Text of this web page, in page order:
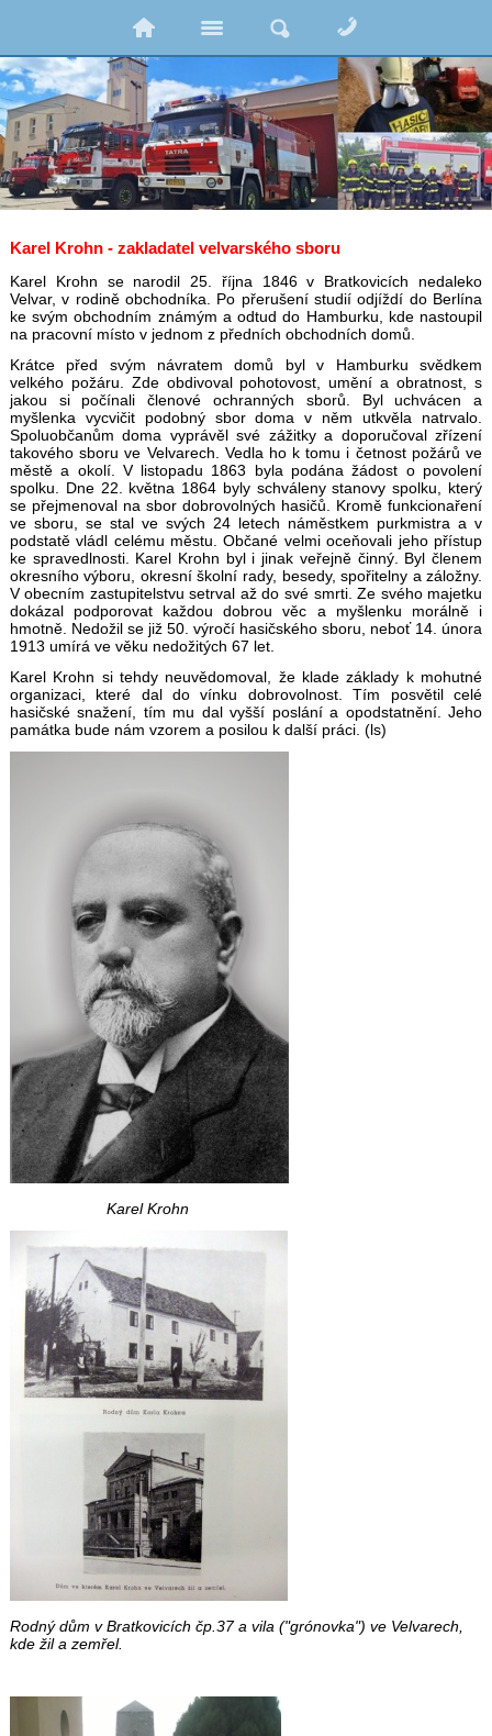
Karel Krohn - zakladatel velvarského sboru
Karel Krohn se narodil 25. října 1846 v Bratkovicích nedaleko
Velvar, v rodině obchodníka. Po přerušení studií odjíždí do Berlína
ke svým obchodním známým a odtud do Hamburku, kde nastoupil
na pracovní místo v jednom z předních obchodních domů.
Krátce před svým návratem domů byl v Hamburku svědkem
velkého požáru. Zde obdivoval pohotovost, umění a obratnost, s
jakou si počínali členové ochranných sborů. Byl uchvácen a
myšlenka vycvičit podobný sbor doma v něm utkvěla natrvalo.
Spoluobčanům doma vyprávěl své zážitky a doporučoval zřízení
takového sboru ve Velvarech. Vedla ho k tomu i četnost požárů ve
městě a okolí. V listopadu 1863 byla podána žádost o povolení
spolku. Dne 22. května 1864 byly schváleny stanovy spolku, který
se přejmenoval na sbor dobrovolných hasičů. Kromě funkcionaření
ve sboru, se stal ve svých 24 letech náměstkem purkmistra a v
podstatě vládl celému městu. Občané velmi oceňovali jeho přístup
ke spravedlnosti. Karel Krohn byl i jinak veřejně činný. Byl členem
okresního výboru, okresní školní rady, besedy, spořitelny a záložny.
V obecním zastupitelstvu setrval až do své smrti. Ze svého majetku
dokázal podporovat každou dobrou věc a myšlenku morálně i
hmotně. Nedožil se již 50. výročí hasičského sboru, neboť 14. února
1913 umírá ve věku nedožitých 67 let.
Karel Krohn si tehdy neuvědomoval, že klade základy k mohutné
organizaci, které dal do vínku dobrovolnost. Tím posvětil celé
hasičské snažení, tím mu dal vyšší poslání a opodstatnění. Jeho
památka bude nám vzorem a posilou k další práci. (ls)
Karel Krohn
Rodný dům v Bratkovicích čp.37 a vila ("grónovka") ve Velvarech,
kde žil a zemřel.